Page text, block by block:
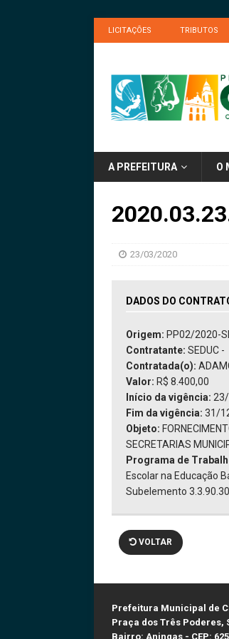
LICITAÇÕES TRIBUTOS
A PREFEITURA O
23/03/2020
DADOS DO
Origem: PP02/2020-
Contratante: SEDUC -
Contratada(o):
Valor: R$ 8.400,00
Início da vigência:
Fim da vigência: 31/
Objeto:
SECRETARIAS
Programa de
Escolar na Educação
Subelemento
VOLTAR
Prefeitura Municipal de
Praça dos Três Poderes,
Bairro: Aningas - CEP: